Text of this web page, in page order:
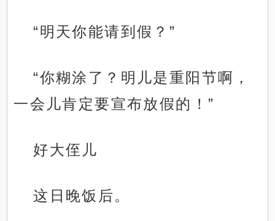
“明天你能请到假？”
“你糊涂了？明儿是重阳节啊，
一会儿肯定要宣布放假的！”
好大侄儿
这日晚饭后。